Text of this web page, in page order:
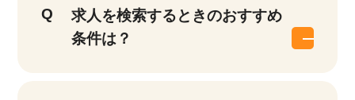
求人を検索するときのおすすめ
条件は？